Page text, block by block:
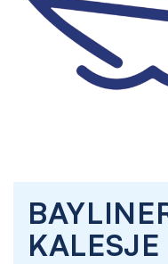
KALESJE
the
beginning